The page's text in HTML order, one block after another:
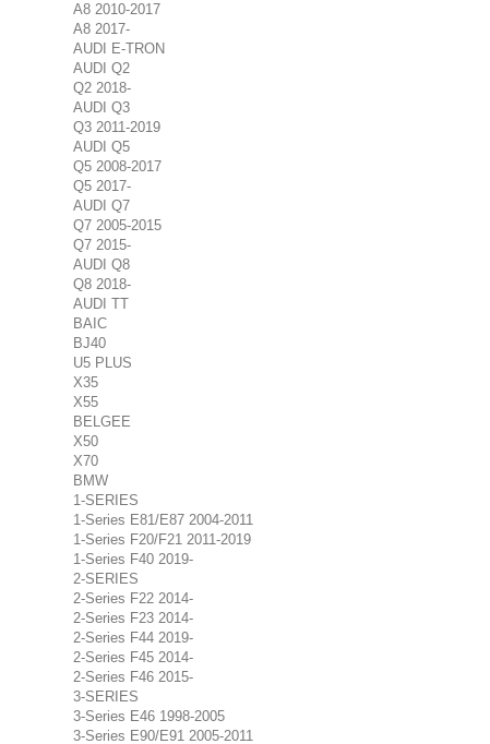
A8 2010-2017
A8 2017-
AUDI E-TRON
AUDI Q2
Q2 2018-
AUDI Q3
Q3 2011-2019
AUDI Q5
Q5 2008-2017
Q5 2017-
AUDI Q7
Q7 2005-2015
Q7 2015-
AUDI Q8
Q8 2018-
AUDI TT
BAIC
BJ40
U5 PLUS
X35
X55
BELGEE
X50
X70
BMW
1-SERIES
1-Series E81/E87 2004-2011
1-Series F20/F21 2011-2019
1-Series F40 2019-
2-SERIES
2-Series F22 2014-
2-Series F23 2014-
2-Series F44 2019-
2-Series F45 2014-
2-Series F46 2015-
3-SERIES
3-Series E46 1998-2005
3-Series E90/E91 2005-2011